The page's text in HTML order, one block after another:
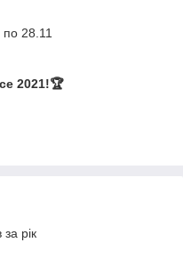
28.11
2021!🏆
рік